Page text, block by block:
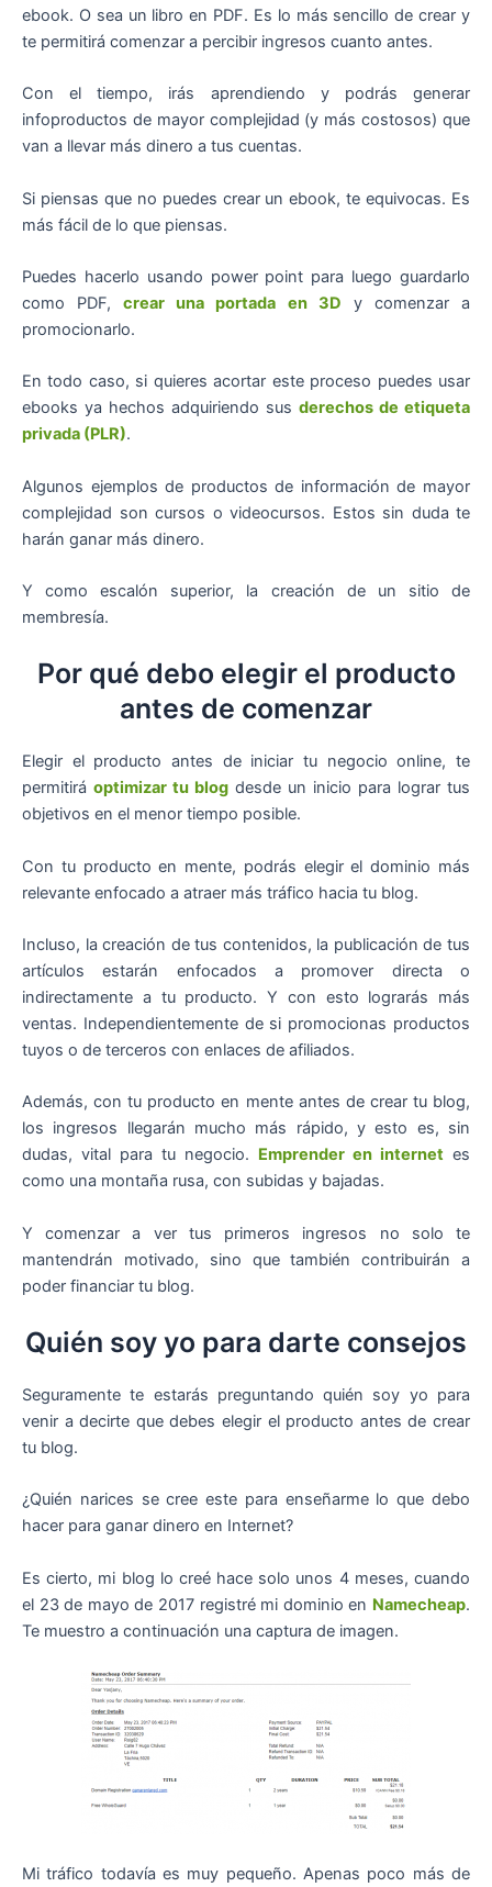
ebook. O sea un libro en PDF. Es lo más sencillo de crear y
te permitirá comenzar a percibir ingresos cuanto antes.
Con el tiempo, irás aprendiendo y podrás generar
infoproductos de mayor complejidad (y más costosos) que
van a llevar más dinero a tus cuentas.
Si piensas que no puedes crear un ebook, te equivocas. Es
más fácil de lo que piensas.
Puedes hacerlo usando power point para luego guardarlo
como PDF,crear una portada en 3D y comenzar a
promocionarlo.
En todo caso, si quieres acortar este proceso puedes usar
ebooks ya hechos adquiriendo sus derechos de etiqueta
privada (PLR).
Algunos ejemplos de productos de información de mayor
complejidad son cursos o videocursos. Estos sin duda te
harán ganar más dinero.
Y como escalón superior, la creación de un sitio de
membresía.
Por qué debo elegir el producto
antes de comenzar
Elegir el producto antes de iniciar tu negocio online, te
permitirá optimizar tu blog desde un inicio para lograr tus
objetivos en el menor tiempo posible.
Con tu producto en mente, podrás elegir el dominio más
relevante enfocado a atraer más tráfico hacia tu blog.
Incluso, la creación de tus contenidos, la publicación de tus
artículos estarán enfocados a promover directa o
indirectamente a tu producto. Y con esto lograrás más
ventas. Independientemente de si promocionas productos
tuyos o de terceros con enlaces de afiliados.
Además, con tu producto en mente antes de crear tu blog,
los ingresos llegarán mucho más rápido, y esto es, sin
dudas, vital para tu negocio. Emprender en internet es
como una montaña rusa, con subidas y bajadas.
Y comenzar a ver tus primeros ingresos no solo te
mantendrán motivado, sino que también contribuirán a
poder financiar tu blog.
Quién soy yo para darte consejos
Seguramente te estarás preguntando quién soy yo para
venir a decirte que debes elegir el producto antes de crear
tu blog.
¿Quién narices se cree este para enseñarme lo que debo
hacer para ganar dinero en Internet?
Es cierto, mi blog lo creé hace solo unos 4 meses, cuando
el 23 de mayo de 2017 registré mi dominio en Namecheap.
Te muestro a continuación una captura de imagen.
Mi tráfico todavía es muy pequeño. Apenas poco más de